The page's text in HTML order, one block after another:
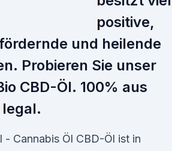
positive,
und heilende
Probieren Sie unser
CBD-Öl. 100% aus
Cannabis Öl CBD-Öl ist in